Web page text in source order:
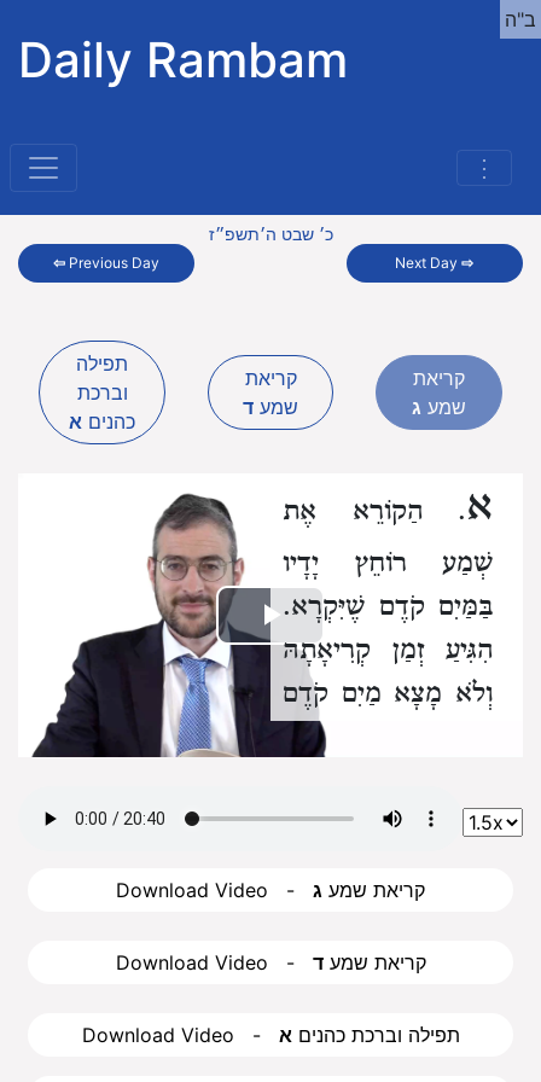
Daily Rambam
⋮
ב"ה
⇦ Previous Day
כ׳ שבט ה׳תשפ״ז
Next Day⇨
תפילה
וברכת
כהנים א
קריאת
שמע ד
קריאת
שמע ג
Play
Video
א. הַקוֹרֵא אֶת
שְׁמַע רוֹחֵץ יָדָיו
בַּמַּיִם קֹדֶם שֶׁיִּקְרָא.
הִגִּיעַ זְמַן קְרִיאָתָהּ
וְלֹא מָצָא מַיִם קֹדֶם
שֶׁיִּקְרָא לֹא יְאַחֵר
מַיִם אֶלָּא מְקַנֵּחַ יָדָיו
בְּקוֹרָה וְכַיּוֹצֵא בָּהֶן
וְקוֹרֵא:
. אֵין קוֹרִין לֹא
Download Video - קריאת שמע ג
Download Video - קריאת שמעד
Download Video - תפילה וברכת כהניםא